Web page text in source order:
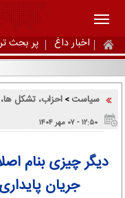
اخبار داغ پر بحث
سیاست >احزاب، تشکل
۱۲:۵۰ - ۰۷ مهر ۱۴۰۴
دیگر چیزی بنام
جریان